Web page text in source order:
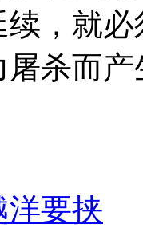
续，就
杀而
洋要挟